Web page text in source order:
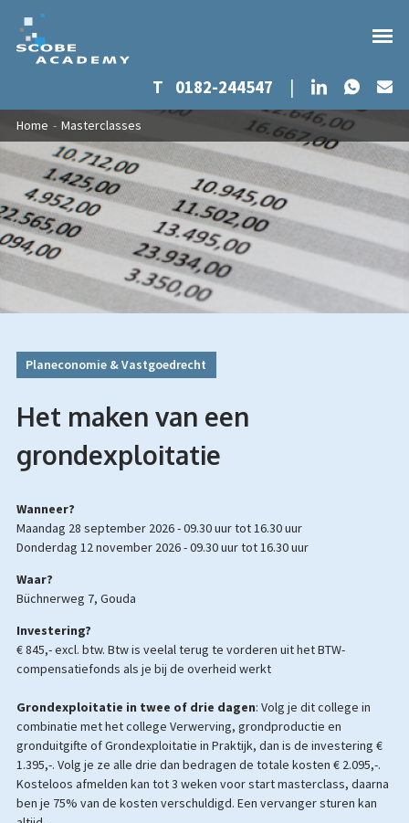
Overslaan en naar de inhoud gaan
T 0182-244547 | LinkedIn
U bent hier
Home - Masterclasses
Planeconomie & Vastgoedrecht
Het maken van een
grondexploitatie
Wanneer?
maandag 28 september 2026 -09.30 uurtot16.30 uur
donderdag 12 november 2026 -09.30 uurtot16.30 uur
Waar?
Büchnerweg 7, Gouda
Investering?
€ 845,- excl. btw. Btw is veelal terug te vorderen uit het BTW-
compensatiefonds als je bij de overheid werkt
Grondexploitatie in twee of drie dagen: Volg je dit college in
combinatie met het college Verwerving, grondproductie en
gronduitgifte of Grondexploitatie in Praktijk, dan is de investering €
1.395,-. Volg je ze alle drie dan bedragen de totale kosten € 2.095,-.
Kosteloos afmelden kan tot 3 weken voor start masterclass, daarna
ben je 75% van de kosten verschuldigd. Een vervanger sturen kan